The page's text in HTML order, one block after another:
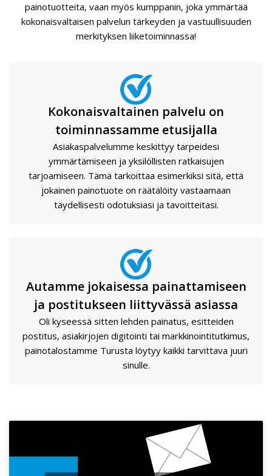
painotuotteita, vaan myös kumppanin, joka ymmärtää
kokonaisvaltaisen palvelun tärkeyden ja vastuullisuuden
merkityksen liiketoiminnassa!
Kokonaisvaltainen palvelu on
toiminnassamme etusijalla
Asiakaspalvelumme keskittyy tarpeidesi
ymmärtämiseen ja yksilöllisten ratkaisujen
tarjoamiseen. Tämä tarkoittaa esimerkiksi sitä, että
jokainen painotuote on räätälöity vastaamaan
täydellisesti odotuksiasi ja tavoitteitasi.
Autamme jokaisessa painattamiseen
ja postitukseen liittyvässä asiassa
Oli kyseessä sitten lehden painatus, esitteiden
postitus, asiakirjojen digitointi tai markkinointitutkimus,
painotalostamme Turusta löytyy kaikki tarvittava juuri
sinulle.